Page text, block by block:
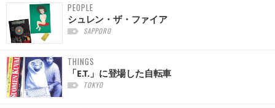
PEOPLE
シュレン・ザ・ファイア
SAPPORO
THINGS
「E.T.」に登場した自転車
TOKYO